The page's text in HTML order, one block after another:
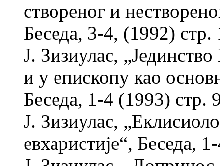
створеног и
Беседа, 3-4, (1992) стр.
Ј. Зизиулас,
и у епископу као
Беседа, 1-4 (1993) стр.
Ј. Зизиулас,
евхаристије“, Беседа,